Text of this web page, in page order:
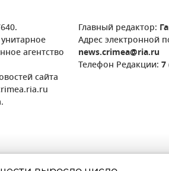
агентство
сайта
Главный редактор:
Адрес электронной
news.crimea@ria.ru
Телефон Редакции: 7